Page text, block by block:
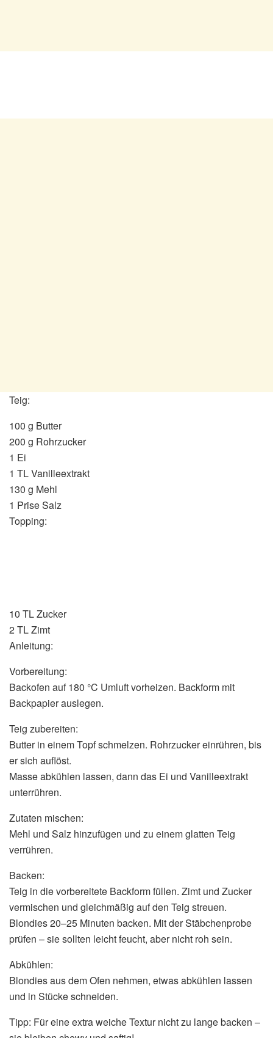
Teig:
100 g Butter
200 g Rohrzucker
1 Ei
1 TL Vanilleextrakt
130 g Mehl
1 Prise Salz
Topping:
10 TL Zucker
2 TL Zimt
Anleitung:
Vorbereitung:
Backofen auf 180 °C Umluft vorheizen. Backform mit
Backpapier auslegen.
Teig zubereiten:
Butter in einem Topf schmelzen. Rohrzucker einrühren, bis
er sich auflöst.
Masse abkühlen lassen, dann das Ei und Vanilleextrakt
unterrühren.
Zutaten mischen:
Mehl und Salz hinzufügen und zu einem glatten Teig
verrühren.
Backen:
Teig in die vorbereitete Backform füllen. Zimt und Zucker
vermischen und gleichmäßig auf den Teig streuen.
Blondies 20–25 Minuten backen. Mit der Stäbchenprobe
prüfen – sie sollten leicht feucht, aber nicht roh sein.
Abkühlen:
Blondies aus dem Ofen nehmen, etwas abkühlen lassen
und in Stücke schneiden.
Tipp: Für eine extra weiche Textur nicht zu lange backen –